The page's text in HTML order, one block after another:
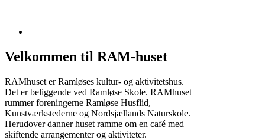
Velkommen til RAM-huset
RAMhuset er Ramløses kultur- og aktivitetshus.
Det er beliggende ved Ramløse Skole. RAMhuset
rummer foreningerne Ramløse Husflid,
Kunstværkstederne og Nordsjællands Naturskole.
Herudover danner huset ramme om en café med
skiftende arrangementer og aktiviteter.